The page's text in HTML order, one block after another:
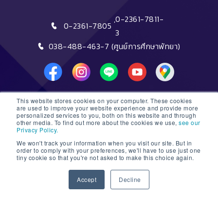
This website stores cookies on your computer. These cookies
are used to improve your website experience and provide more
personalized services to you, both on this website and through
other media. To find out more about the cookies we use, see our
Privacy Policy.
We won't track your information when you visit our site. But in
order to comply with your preferences, we'll have to use just one
tiny cookie so that you're not asked to make this choice again.
Accept Decline
0-2361-7805
,0-2361-7811-
3
038-488-463-7 (ศูนย์การศึกษาพัทยา)
DTC HOTLINE
FAQs
ติดต่อฝ่ายรับสมัครหลักสูตรระยะสั้น
ติดต่อฝ่ายรับสมัครหลักสูตรปริญญา
© 2026 Dusit Thani College |